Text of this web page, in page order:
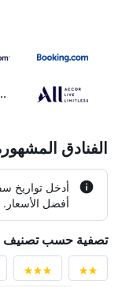
الفنادق
أدخل تواريخ
أفضل الأسعار.
تصفية حسب تصنيف